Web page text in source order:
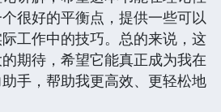
很好的平衡点，提供一些可以
工作中的技巧。总的来说，这
期待，希望它能真正成为我在
手，帮助我更高效、更轻松地